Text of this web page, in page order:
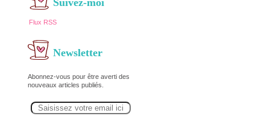
Suivez-moi
Flux RSS
Newsletter
Abonnez-vous pour être averti des
nouveaux articles publiés.
m